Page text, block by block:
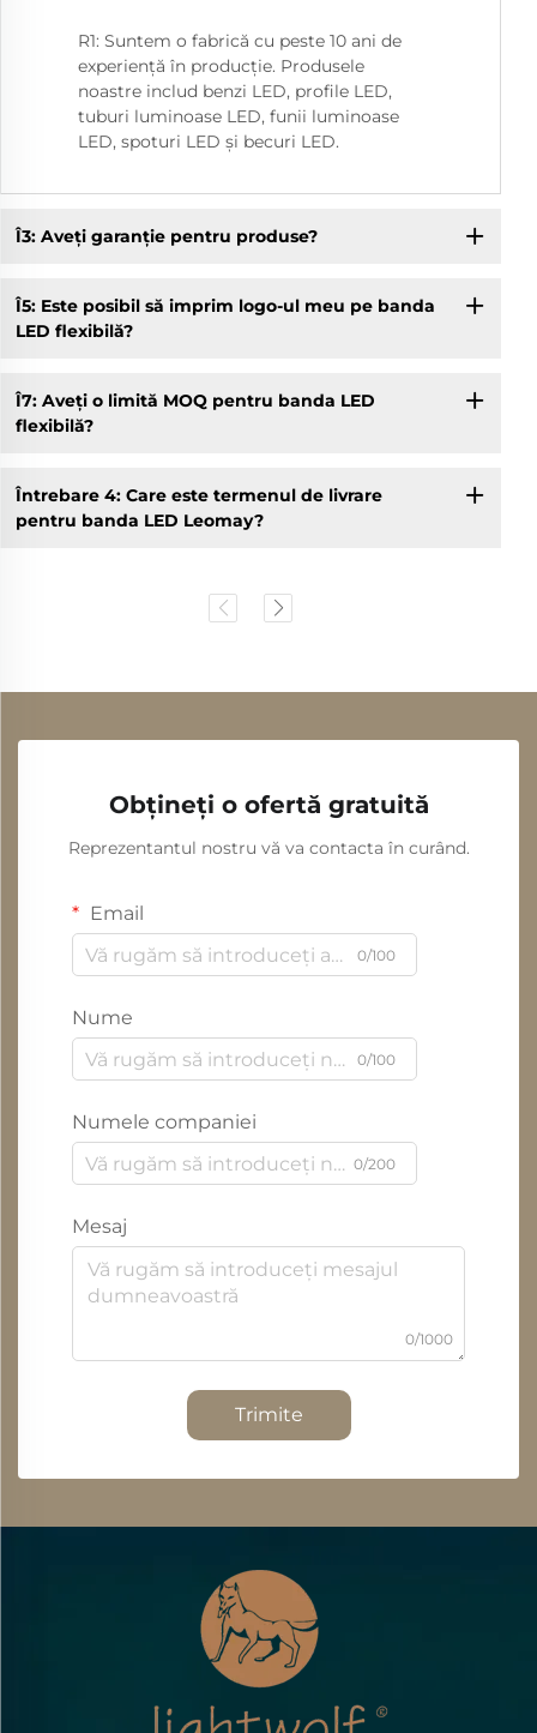
R1: Suntem o fabrică cu peste 10 ani de
experiență în producție. Produsele
noastre includ benzi LED, profile LED,
tuburi luminoase LED, funii luminoase
LED, spoturi LED și becuri LED.
Î3: Aveți garanție pentru produse?
Î5: Este posibil să imprim logo-ul meu pe banda
LED flexibilă?
Î7: Aveți o limită MOQ pentru banda LED
flexibilă?
Întrebare 4: Care este termenul de livrare
pentru banda LED Leomay?
Obțineți o ofertă gratuită
Reprezentantul nostru vă va contacta în curând.
Email
0/100
Nume
0/100
Numele companiei
0/200
Mesaj
0/1000
Trimite